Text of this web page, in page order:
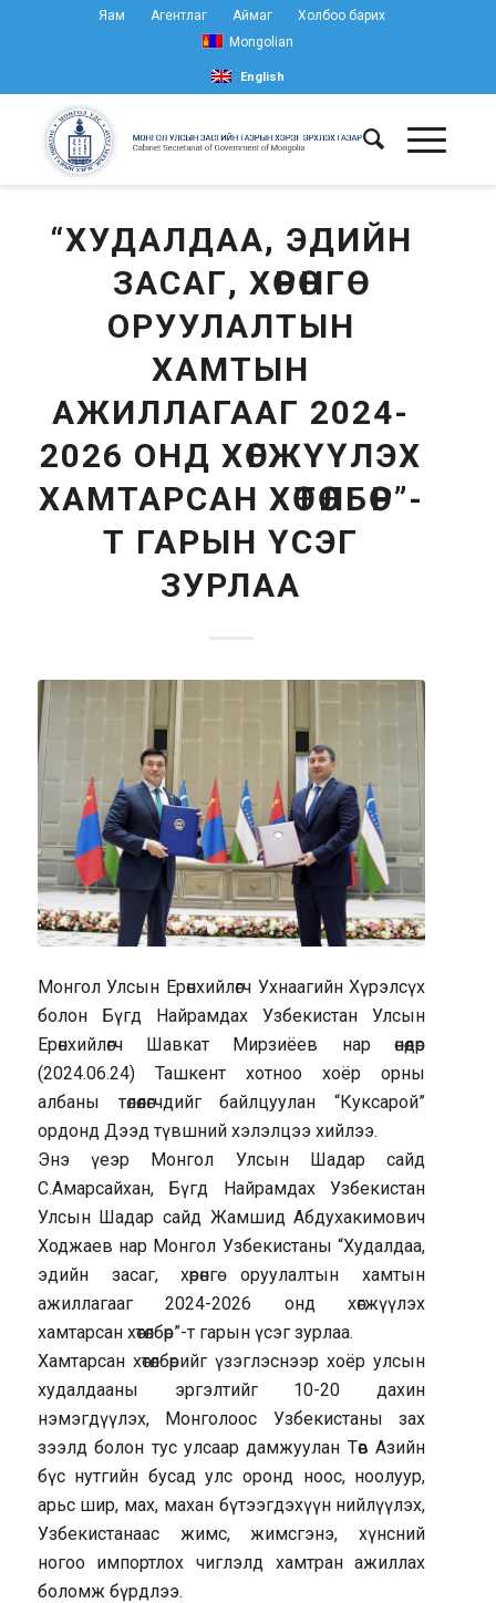
Яам Агентлаг Аймаг
Холбоо барих
Mongolian
English
“ХУДАЛДАА, ЭДИЙН
ЗАСАГ, ХӨРӨНГӨ
ОРУУЛАЛТЫН
ХАМТЫН
АЖИЛЛАГААГ 2024-
2026 ОНД ХӨГЖҮҮЛЭХ
ХАМТАРСАН ХӨТӨЛБӨР”-
Т ГАРЫН ҮСЭГ
ЗУРЛАА
Монгол Улсын Ерөнхийлөгч Ухнаагийн Хүрэлсүх
болон Бүгд Найрамдах Узбекистан Улсын
Ерөнхийлөгч Шавкат Мирзиёев нар өнөөдөр
(2024.06.24) Ташкент хотноо хоёр орны
албаны төлөөлөгчдийг байлцуулан “Куксарой”
ордонд Дээд түвшний хэлэлцээ хийлээ.
Энэ үеэр Монгол Улсын Шадар сайд
С.Амарсайхан, Бүгд Найрамдах Узбекистан
Улсын Шадар сайд Жамшид Абдухакимович
Ходжаев нар Монгол Узбекистаны “Худалдаа,
эдийн засаг, хөрөнгө оруулалтын хамтын
ажиллагааг 2024-2026 онд хөгжүүлэх
хамтарсан хөтөлбөр”-т гарын үсэг зурлаа.
Хамтарсан хөтөлбөрийг үзэглэснээр хоёр улсын
худалдааны эргэлтийг 10-20 дахин
нэмэгдүүлэх, Монголоос Узбекистаны зах
зээлд болон тус улсаар дамжуулан Төв Азийн
бүс нутгийн бусад улс оронд ноос, ноолуур,
арьс шир, мах, махан бүтээгдэхүүн нийлүүлэх,
Узбекистанаас жимс, жимсгэнэ, хүнсний
ногоо импортлох чиглэлд хамтран ажиллах
боломж бүрдлээ.